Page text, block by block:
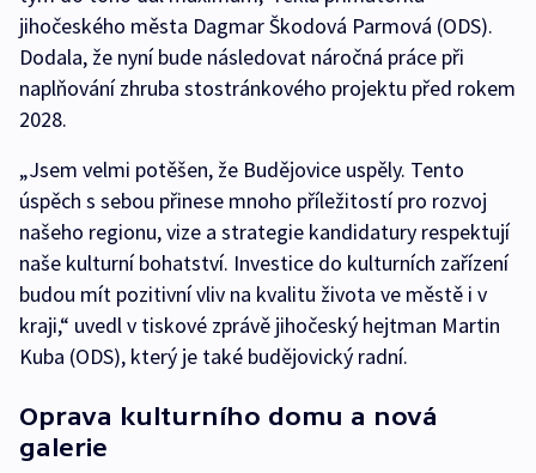
jihočeského města Dagmar Škodová Parmová (ODS).
Dodala, že nyní bude následovat náročná práce při
naplňování zhruba stostránkového projektu před rokem
2028.
„Jsem velmi potěšen, že Budějovice uspěly. Tento
úspěch s sebou přinese mnoho příležitostí pro rozvoj
našeho regionu, vize a strategie kandidatury respektují
naše kulturní bohatství. Investice do kulturních zařízení
budou mít pozitivní vliv na kvalitu života ve městě i v
kraji,“ uvedl v tiskové zprávě jihočeský hejtman Martin
Kuba (ODS), který je také budějovický radní.
Oprava kulturního domu a nová
galerie